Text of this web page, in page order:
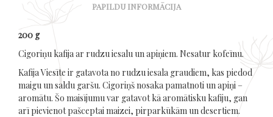
PAPILDU INFORMĀCIJA
200 g
Cigoriņu kafija ar rudzu iesalu un apiņiem. Nesatur kofeīnu.
Kafija Viesīte ir gatavota no rudzu iesala graudiem, kas piedod
maigu un saldu garšu. Cigoriņš nosaka pamatnoti un apiņi –
aromātu. Šo maisījumu var gatavot kā aromātisku kafiju, gan
arī pievienot pašceptai maizei, pirparkūkām un desertiem.